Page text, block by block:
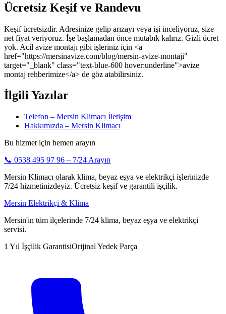
Ücretsiz Keşif ve Randevu
Keşif ücretsizdir. Adresinize gelip arızayı veya işi inceliyoruz, size
net fiyat veriyoruz. İşe başlamadan önce mutabık kalırız. Gizli ücret
yok. Acil avize montajı gibi işleriniz için <a
href="https://mersinavize.com/blog/mersin-avize-montaji"
target="_blank" class="text-blue-600 hover:underline">avize
montaj rehberimize</a> de göz atabilirsiniz.
İlgili Yazılar
Telefon – Mersin Klimacı İletişim
Hakkımızda – Mersin Klimacı
Bu hizmet için hemen arayın
📞 0538 495 97 96 – 7/24 Arayın
Mersin Klimacı olarak klima, beyaz eşya ve elektrikçi işlerinizde
7/24 hizmetinizdeyiz. Ücretsiz keşif ve garantili işçilik.
Mersin Elektrikçi & Klima
Mersin'in tüm ilçelerinde 7/24 klima, beyaz eşya ve elektrikçi
servisi.
1 Yıl İşçilik GarantisiOrijinal Yedek Parça